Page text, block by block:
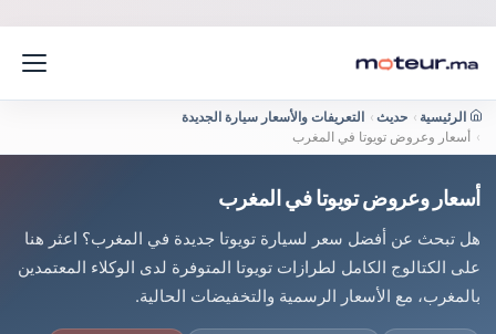
الرئيسية › حديث ›
التعريفات والأسعار سيارة الجديدة
›
أسعار وعروض تويوتا في المغرب
أسعار وعروض تويوتا في المغرب
هل تبحث عن أفضل سعر لسيارة تويوتا جديدة في المغرب؟ اعثر هنا
على الكتالوج الكامل لطرازات تويوتا المتوفرة لدى الوكلاء المعتمدين
بالمغرب، مع الأسعار الرسمية والتخفيضات الحالية.